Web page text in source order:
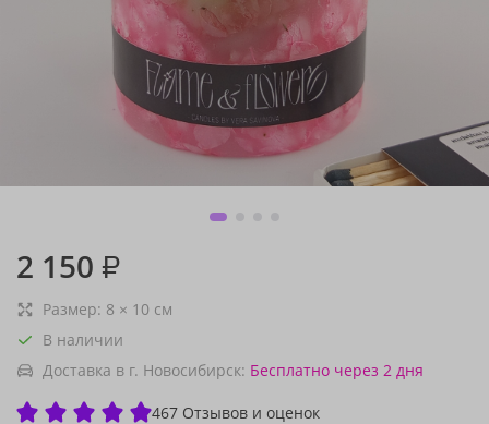
2 150 ₽
Размер: 8 × 10 см
В наличии
Доставка в г. Новосибирск: Бесплатно через 2 дня
467 Отзывов и оценок